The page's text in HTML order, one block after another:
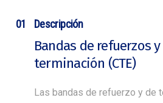
01 Descripción
Bandas de refuerzos
terminación (CTE)
Las bandas de refuerzo y de